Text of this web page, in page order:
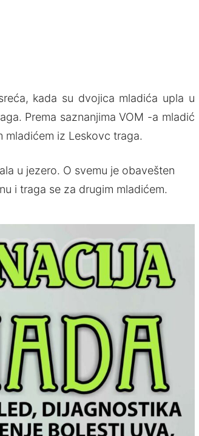
kada su dvojica mladića upla u
Prema saznanjima VOM -a mladić
mladićem iz Leskovc traga.
u jezero. O svemu je obavešten
i traga se za drugim mladićem.